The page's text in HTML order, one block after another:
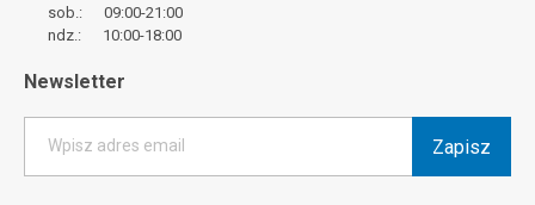
sob.: 09:00-21:00
ndz.: 10:00-18:00
Newsletter
Wpisz adres email Zapisz